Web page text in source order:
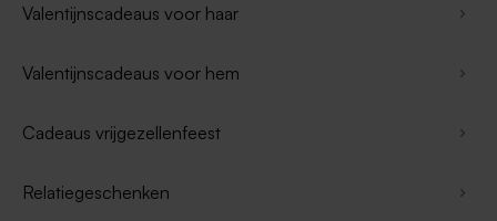
Valentijnscadeaus voor haar
Valentijnscadeaus voor hem
Cadeaus vrijgezellenfeest
Relatiegeschenken